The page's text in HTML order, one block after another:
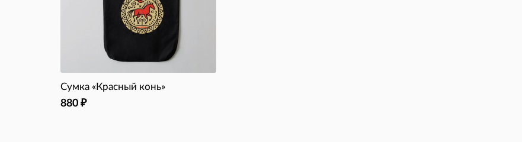
Сумка «Красный конь»
880 ₽